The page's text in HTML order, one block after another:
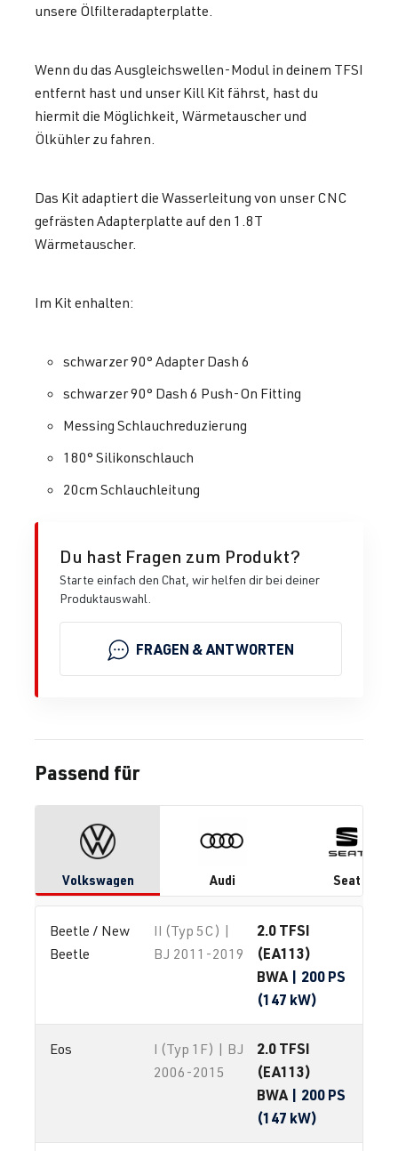
unsere Ölfilteradapterplatte.
Wenn du das Ausgleichswellen-Modul in deinem TFSI
entfernt hast und unser Kill Kit fährst, hast du
hiermit die Möglichkeit, Wärmetauscher und
Ölkühler zu fahren.
Das Kit adaptiert die Wasserleitung von unser CNC
gefrästen Adapterplatte auf den 1.8T
Wärmetauscher.
Im Kit enhalten:
schwarzer 90° Adapter Dash 6
schwarzer 90° Dash 6 Push-On Fitting
Messing Schlauchreduzierung
180° Silikonschlauch
20cm Schlauchleitung
Du hast Fragen zum Produkt?
Starte einfach den Chat, wir helfen dir bei deiner
Produktauswahl.
FRAGEN & ANTWORTEN
Passend für
Volkswagen Audi Seat
Beetle / New
Beetle
II (Typ 5C) |
BJ 2011-2019
2.0 TFSI
(EA113)
BWA | 200 PS
(147 kW)
Eos
I (Typ 1F) | BJ
2006-2015
2.0 TFSI
(EA113)
BWA | 200 PS
(147 kW)